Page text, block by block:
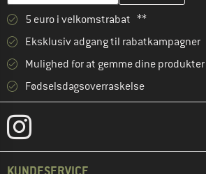
5 euro i velkomstrabat **
Eksklusiv adgang til rabatkampagner
Mulighed for at gemme dine
Fødselsdagsoverraskelse
KUNDESERVICE